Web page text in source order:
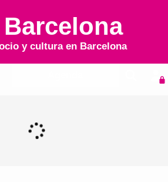
y cultura en Barcelona